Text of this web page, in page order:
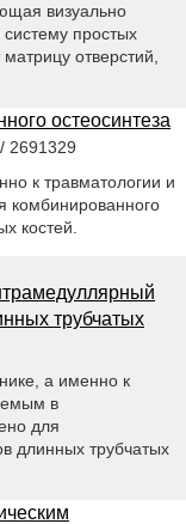
визуально
систему простых
отверстий,
остеосинтеза
2691329
к травматологии и
комбинированного
костей.
трубчатых
а именно к
в
для
длинных трубчатых